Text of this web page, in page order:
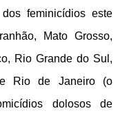
feminicídios este
Mato Grosso,
Rio Grande do Sul,
e Rio de Janeiro (o
dolosos de